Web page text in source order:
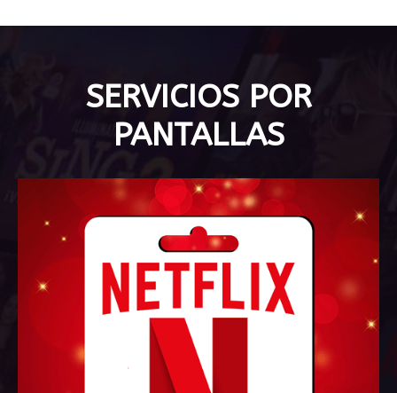
SERVICIOS POR
PANTALLAS